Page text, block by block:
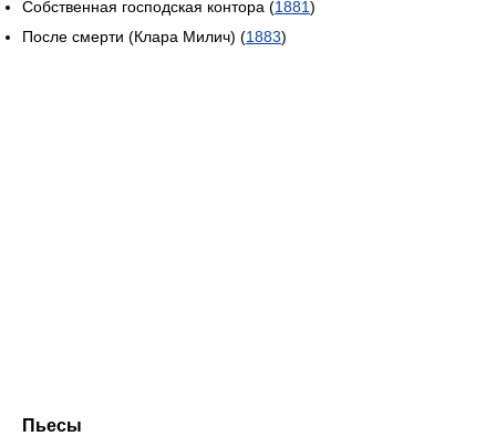
Собственная господская контора (1881)
После смерти (Клара Милич) (1883)
Пьесы